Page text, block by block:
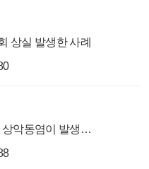
상실 발생한 사례
상악동거상술, 임플란트 식립 후 상악동염이 발생한 사례